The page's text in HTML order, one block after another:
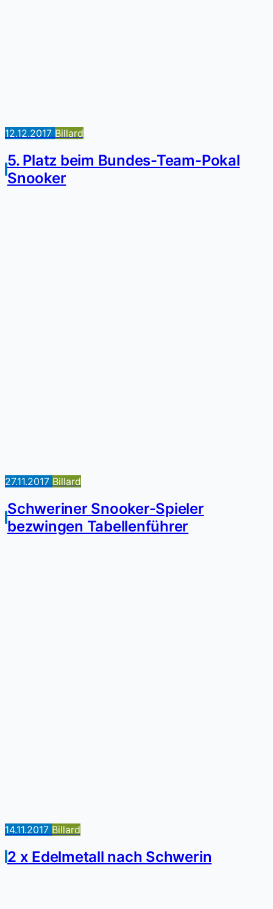
12.12.2017 Billard
5. Platz beim Bundes-Team-Pokal
Snooker
27.11.2017 Billard
Schweriner Snooker-Spieler
bezwingen Tabellenführer
14.11.2017 Billard
2 x Edelmetall nach Schwerin